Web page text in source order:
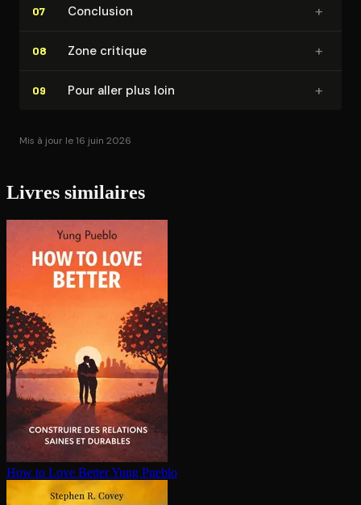
07 Conclusion +
08 Zone critique +
09 Pour aller plus loin +
Mis à jour le 16 juin 2026
Livres similaires
How to Love BetterYung Pueblo